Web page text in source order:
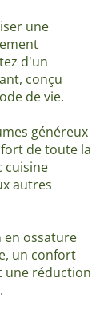
une
d'un
conçu
de vie.
généreux
de toute la
cuisine
autres
en ossature
un confort
une réduction